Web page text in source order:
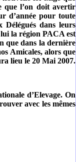
que l’on doit avertir
d’année pour toute
dans leurs
la région PACA est
que dans la dernière
Amicales, alors que
lieu le 20 Mai 2007.
d’Elevage. On
avec les mêmes